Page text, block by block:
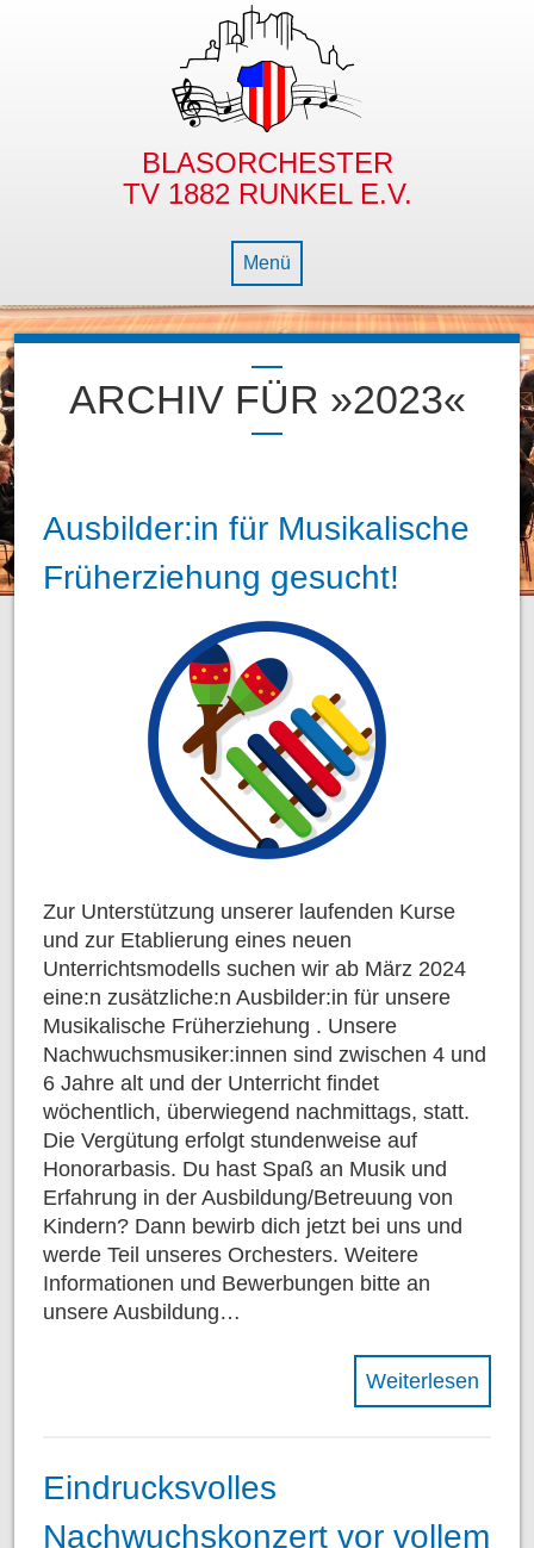
BLASORCHESTER
TV 1882 RUNKEL E.V.
Menü
NEWS
BLASORCHESTER
MUSIKER
AUSBILDUNG
MUSIKALISCHE FRÜHERZIEHUNG
PERCUSSION
INSTRUMENTAL
KONTAKT
ARCHIV FÜR »2023«
Ausbilder:in für Musikalische
Früherziehung gesucht!
Zur Unterstützung unserer laufenden Kurse
und zur Etablierung eines neuen
Unterrichtsmodells suchen wir ab März 2024
eine:n zusätzliche:n Ausbilder:in für unsere
Musikalische Früherziehung . Unsere
Nachwuchsmusiker:innen sind zwischen 4 und
6 Jahre alt und der Unterricht findet
wöchentlich, überwiegend nachmittags, statt.
Die Vergütung erfolgt stundenweise auf
Honorarbasis. Du hast Spaß an Musik und
Erfahrung in der Ausbildung/Betreuung von
Kindern? Dann bewirb dich jetzt bei uns und
werde Teil unseres Orchesters. Weitere
Informationen und Bewerbungen bitte an
unsere Ausbildung…
Weiterlesen
Eindrucksvolles
Nachwuchskonzert vor vollem